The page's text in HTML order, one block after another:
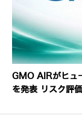
GMO AIRがヒュ
を発表 リスク評